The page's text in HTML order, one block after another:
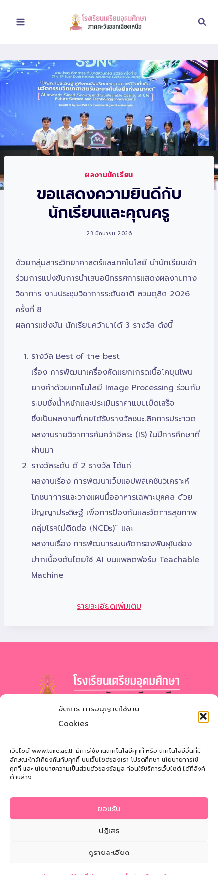
จัดการ การอนุญาตใช้งาน
Cookies
เว็บไซต์ www.tune.ac.th มีการใช้งานเทคโนโลยีคุกกี้ หรือ เทคโนโลยีอื่นที่มี
ลักษณะใกล้เคียงกันกับคุกกี้ บนเว็บไซต์ของเรา โปรดศึกษา นโยบายการใช้
คุกกี้ และ นโยบายความเป็นส่วนตัวของข้อมูล ก่อนใช้บริการเว็บไซต์ ได้ที่ลิงค์
ด้านล่าง
ยอมรับ
ปฏิเสธ
ดูรายละเอียด
ผลงานนักเรียน
ขอแสดงความยินดีกับ
นักเรียนและคุณครู
28 มิถุนายน 2026
ด้วยกลุ่มสาระวิทยาศาสตร์และเทคโนโลยี นำนักเรียนเข้า
ร่วมการแข่งขันการนำเสนอนิทรรศการแสดงผลงานทาง
วิชาการ งานประชุมวิชาการระดับชาติ สวนดุสิต 2026
ครั้งที่ 8
ผลการแข่งขัน นักเรียนคว้ามาได้ 3 รางวัล ดังนี้
รางวัล Best of the best
เรื่อง การพัฒนาเครื่องคัดแยกเกรดเนื้อโคขุนโพน
ยางคำด้วยเทคโนโลยี Image Processing ร่วมกับ
ระบบชั่งน้ำหนักและประเมินราคาแบบเบ็ดเสร็จ
ซึ่งเป็นผลงานที่เคยได้รับรางวัลชนะเลิศการประกวด
ผลงานรายวิชาการค้นคว้าอิสระ (IS) ในปีการศึกษาที่
ผ่านมา
รางวัลระดับ ดี 2 รางวัล ได้แก่
ผลงานเรื่อง การพัฒนาเว็บแอปพลิเคชันวิเคราะห์
โภชนาการและวางแผนมื้ออาหารเฉพาะบุคคล ด้วย
ปัญญาประดิษฐ์ เพื่อการป้องกันและจัดการสุขภาพ
กลุ่มโรคไม่ติดต่อ (NCDs)” และ
ผลงานเรื่อง การพัฒนาระบบคัดกรองฟันผุในช่อง
ปากเบื้องต้นโดยใช้ AI บนแพลตฟอร์ม Teachable
Machine
รายละเอียดเพิ่มเติม
โรงเรียนเตรียมอุดมศึกษา
Triamudomsuksa School of the Northeast
ที่อยู่: 121 หมู่ที่ 12 ถ.นิตโย ต.สว่างแดนดิน อ.สว่างแดนดิน
© 2026 Triamudomsuksa School of the Northeast